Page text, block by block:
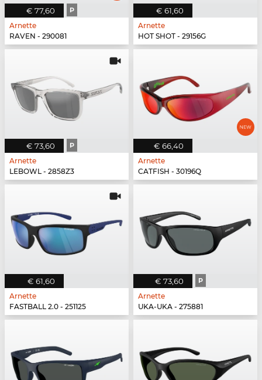
€ 77,60 P
Arnette
RAVEN - 290081
€ 61,60
Arnette
HOT SHOT - 29156G
€ 73,60 P
Arnette
LEBOWL - 2858Z3
€ 66,40
Arnette
CATFISH - 30196Q
€ 61,60
Arnette
FASTBALL 2.0 - 251125
€ 73,60 P
Arnette
UKA-UKA - 275881